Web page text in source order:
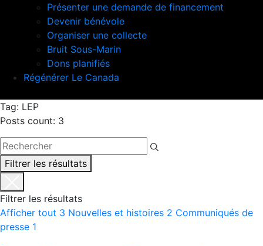
Présenter une demande de financement
Devenir bénévole
Organiser une collecte
Bruit Sous-Marin
Dons planifiés
Régénérer Le Canada
Tag: LEP
Posts count: 3
Filtrer les résultats
Filtrer les résultats
Afficher tout 3 Nouvelles et histoires 2 Communiqués de
presse 1